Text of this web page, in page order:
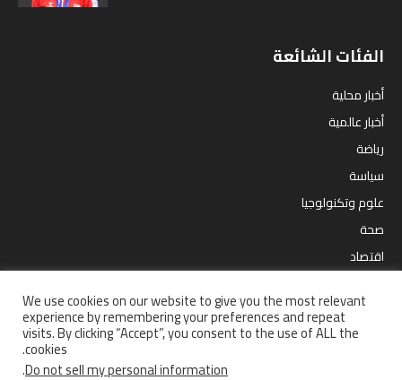
الفئات الشائعة
أخبار محلية
أخبار عالمية
رياضة
سياسة
علوم وتكنولوجيا
صحة
اقتصاد
ترفيهWe use cookies on our website to give you the most relevant
experience by remembering your preferences and repeat
visits. By clicking “Accept”, you consent to the use of ALL the
cookies.
Do not sell my personal information
.